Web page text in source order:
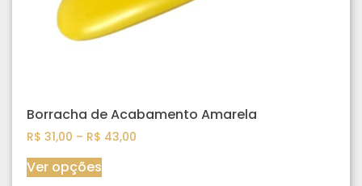
Borracha de Acabamento Amarela
R$ 31,00 – R$ 43,00
Ver opções